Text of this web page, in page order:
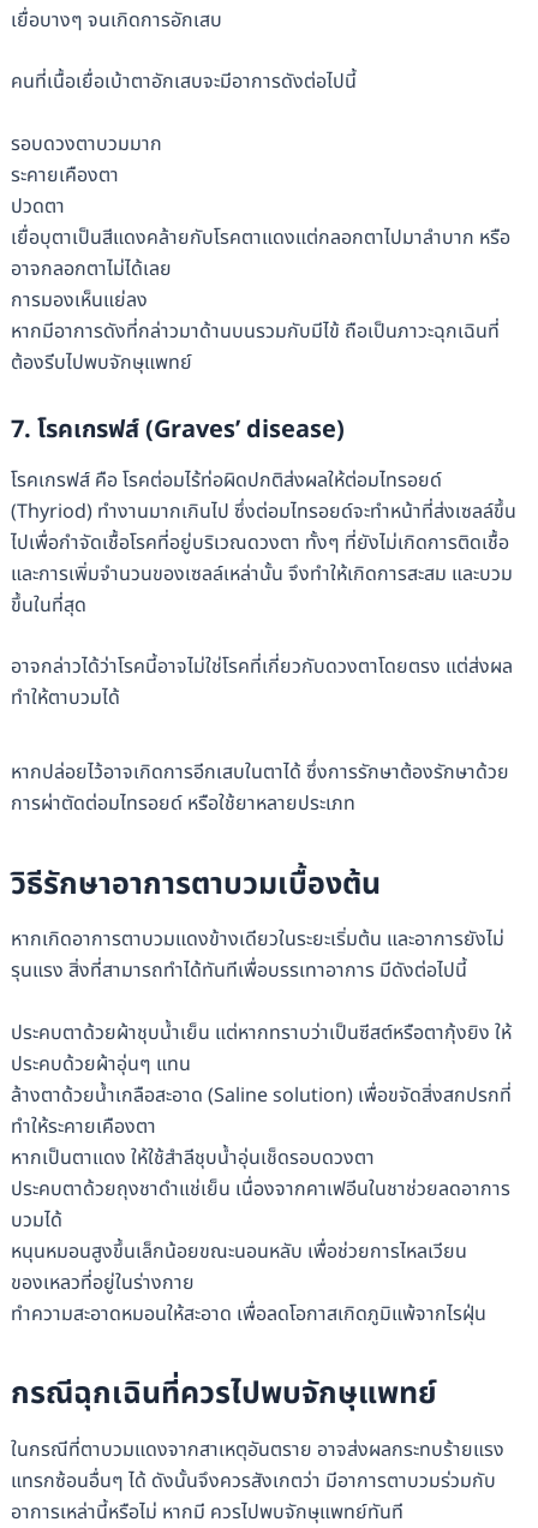
เยื่อบางๆ จนเกิดการอักเสบ
คนที่เนื้อเยื่อเบ้าตาอักเสบจะมีอาการดังต่อไปนี้
รอบดวงตาบวมมาก
ระคายเคืองตา
ปวดตา
เยื่อบุตาเป็นสีแดงคล้ายกับโรคตาแดงแต่กลอกตาไปมาลำบาก หรือ
อาจกลอกตาไม่ได้เลย
การมองเห็นแย่ลง
หากมีอาการดังที่กล่าวมาด้านบนรวมกับมีไข้ ถือเป็นภาวะฉุกเฉินที่
ต้องรีบไปพบจักษุแพทย์
7. โรคเกรฟส์ (Graves’ disease)
โรคเกรฟส์ คือ โรคต่อมไร้ท่อผิดปกติส่งผลให้ต่อมไทรอยด์
(Thyriod) ทำงานมากเกินไป ซึ่งต่อมไทรอยด์จะทำหน้าที่ส่งเซลล์ขึ้น
ไปเพื่อกำจัดเชื้อโรคที่อยู่บริเวณดวงตา ทั้งๆ ที่ยังไม่เกิดการติดเชื้อ
และการเพิ่มจำนวนของเซลล์เหล่านั้น จึงทำให้เกิดการสะสม และบวม
ขึ้นในที่สุด
อาจกล่าวได้ว่าโรคนี้อาจไม่ใช่โรคที่เกี่ยวกับดวงตาโดยตรง แต่ส่งผล
ทำให้ตาบวมได้
หากปล่อยไว้อาจเกิดการอีกเสบในตาได้ ซึ่งการรักษาต้องรักษาด้วย
การผ่าตัดต่อมไทรอยด์ หรือใช้ยาหลายประเภท
วิธีรักษาอาการตาบวมเบื้องต้น
หากเกิดอาการตาบวมแดงข้างเดียวในระยะเริ่มต้น และอาการยังไม่
รุนแรง สิ่งที่สามารถทำได้ทันทีเพื่อบรรเทาอาการ มีดังต่อไปนี้
ประคบตาด้วยผ้าชุบน้ำเย็น แต่หากทราบว่าเป็นซีสต์หรือตากุ้งยิง ให้
ประคบด้วยผ้าอุ่นๆ แทน
ล้างตาด้วยน้ำเกลือสะอาด (Saline solution) เพื่อขจัดสิ่งสกปรกที่
ทำให้ระคายเคืองตา
หากเป็นตาแดง ให้ใช้สำลีชุบน้ำอุ่นเช็ดรอบดวงตา
ประคบตาด้วยถุงชาดำแช่เย็น เนื่องจากคาเฟอีนในชาช่วยลดอาการ
บวมได้
หนุนหมอนสูงขึ้นเล็กน้อยขณะนอนหลับ เพื่อช่วยการไหลเวียน
ของเหลวที่อยู่ในร่างกาย
ทำความสะอาดหมอนให้สะอาด เพื่อลดโอกาสเกิดภูมิแพ้จากไรฝุ่น
กรณีฉุกเฉินที่ควรไปพบจักษุแพทย์
ในกรณีที่ตาบวมแดงจากสาเหตุอันตราย อาจส่งผลกระทบร้ายแรง
แทรกซ้อนอื่นๆ ได้ ดังนั้นจึงควรสังเกตว่า มีอาการตาบวมร่วมกับ
อาการเหล่านี้หรือไม่ หากมี ควรไปพบจักษุแพทย์ทันที